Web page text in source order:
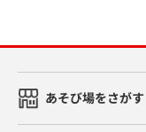
あそび場をさがす